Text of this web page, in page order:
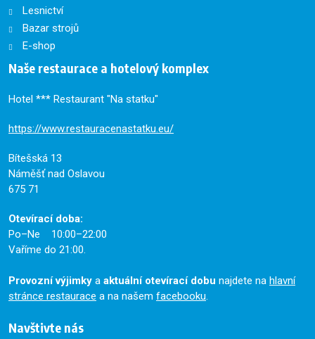
Lesnictví
Bazar strojů
E-shop
Naše restaurace a hotelový komplex
Hotel *** Restaurant "Na statku"
https://www.restauracenastatku.eu/
Bítešská 13
Náměšť nad Oslavou
675 71
Otevírací doba:
Po–Ne 10:00–22:00
Vaříme do 21:00.
Provozní výjimky a aktuální otevírací dobu najdete na hlavní
stránce restaurace a na našem facebooku.
Navštivte nás